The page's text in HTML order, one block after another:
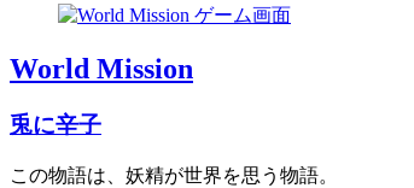
World Mission
兎に辛子
この物語は、妖精が世界を思う物語。